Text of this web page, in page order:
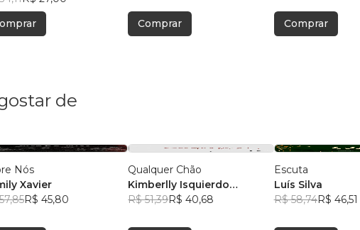
Comprar Comprar
de
Nós
Xavier
R$ 45,80
Qualquer Chão
Kimberlly Isquierdo
Bongalhardo
R$ 51,39R$ 40,68
Escuta
Luís Silva
R$ 58,74R$ 46,51